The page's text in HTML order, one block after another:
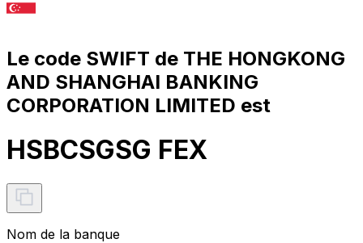
Le code SWIFT de THE HONGKONG
AND SHANGHAI BANKING
CORPORATION LIMITED est
HSBCSGSG FEX
Nom de la banque